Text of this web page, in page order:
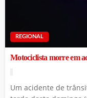
REGIONAL
Motociclista morre em
Um acidente de